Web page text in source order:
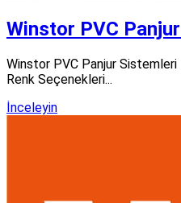
Winstor PVC
Winstor PVC Panjur
Renk Seçenekleri...
İnceleyin